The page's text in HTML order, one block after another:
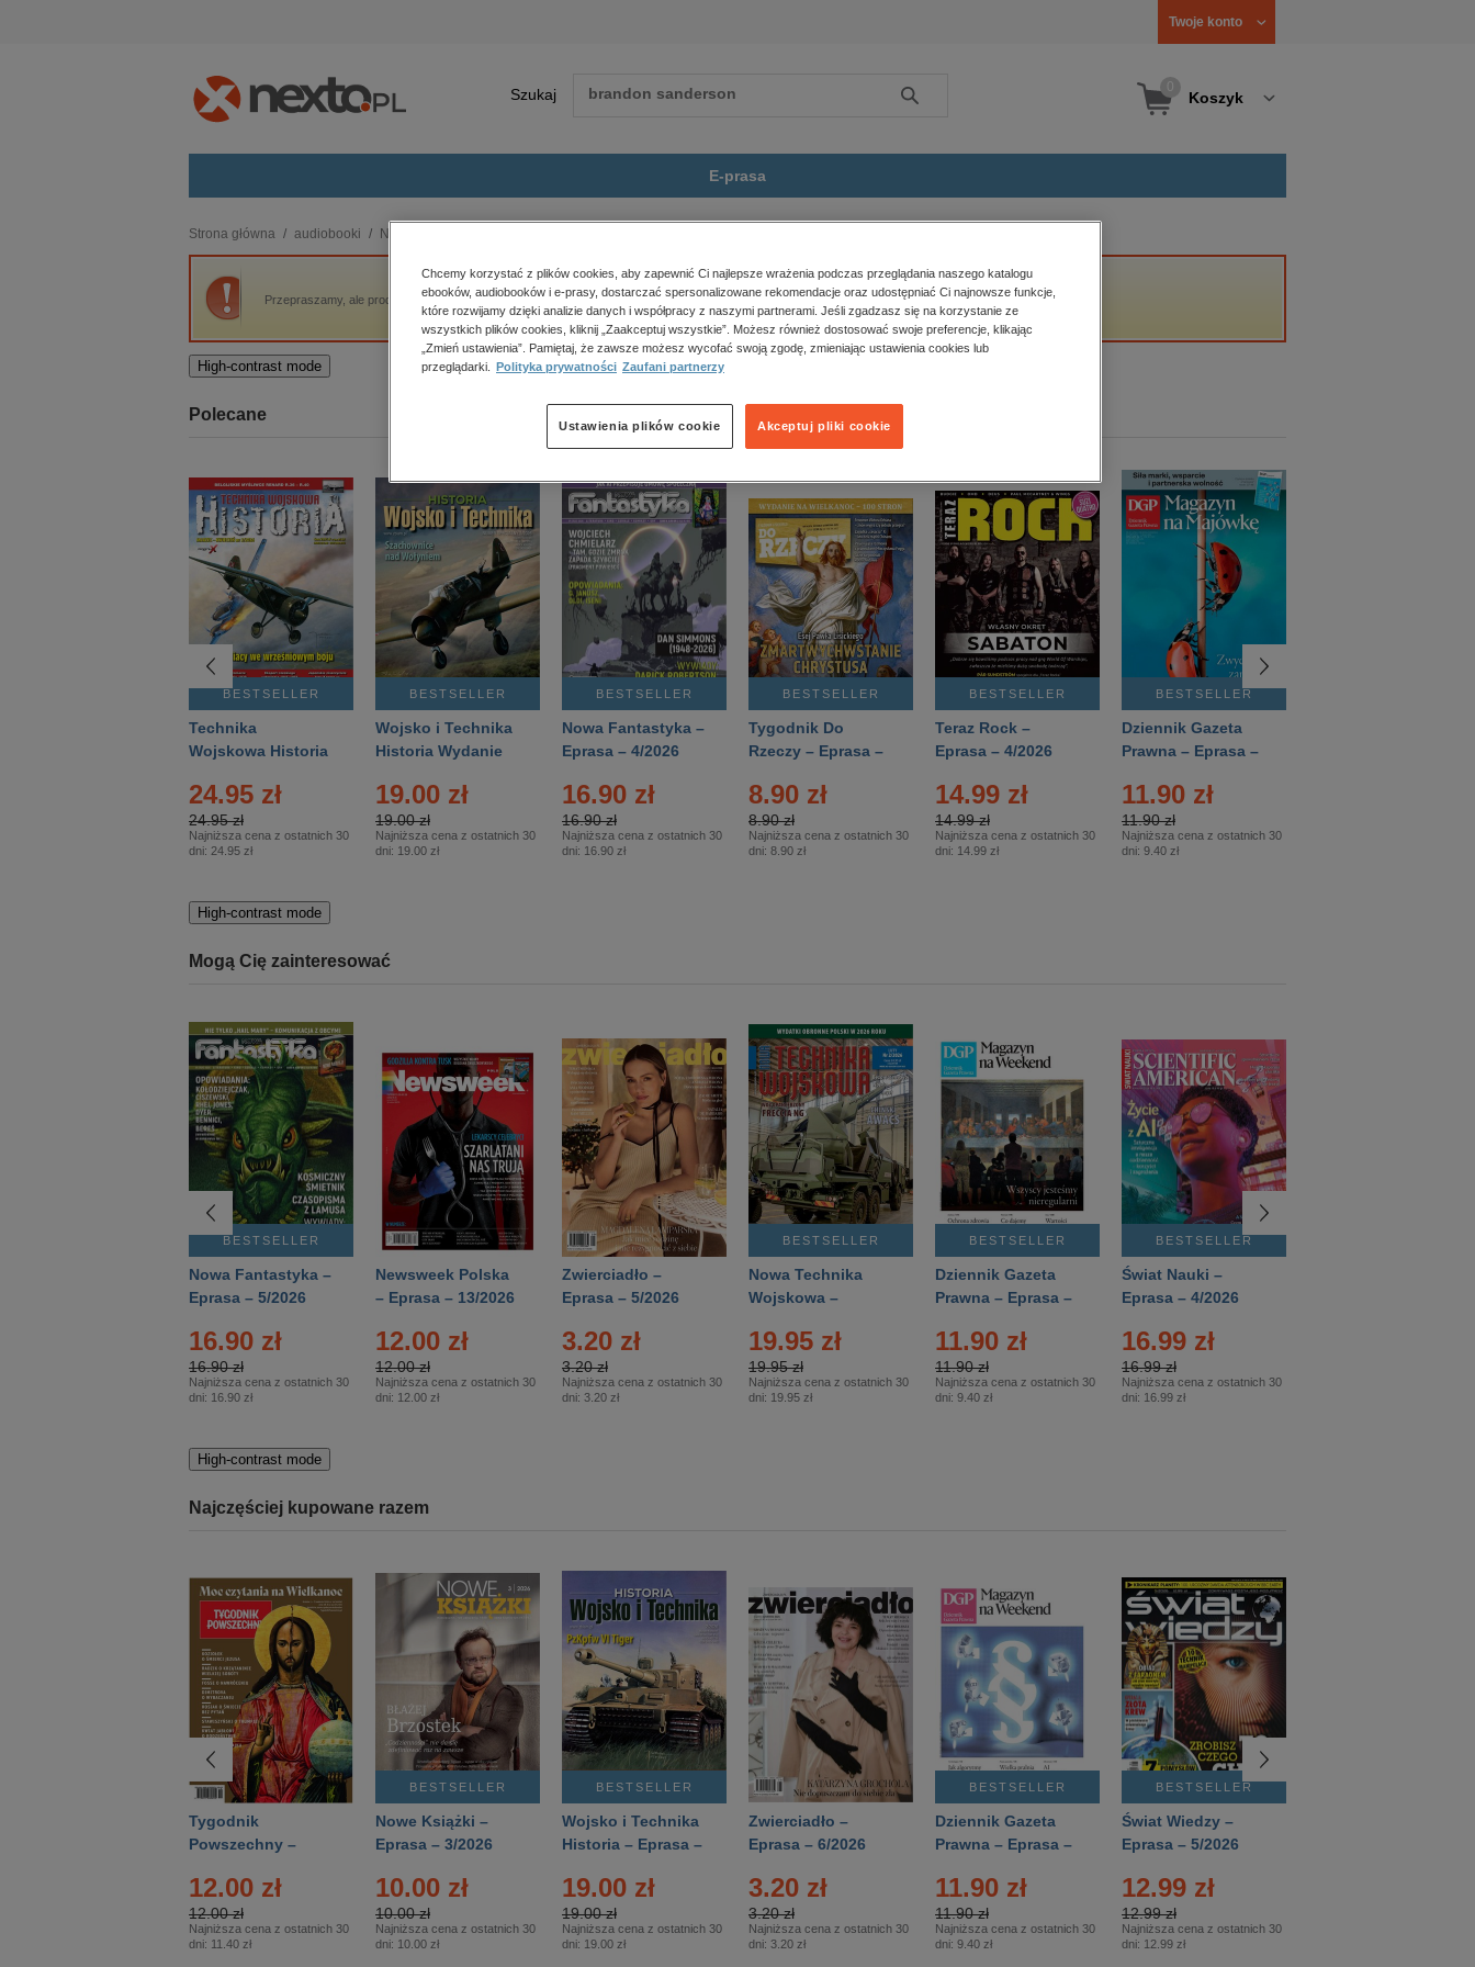
Twoje konto
Szukaj Szukaj Koszyk
E-prasa
budownictwo, aranżacja wnętrz
biznesowe, branżowe, gospodarka
darmowe wydania
edukacja
kobiece, lifestyle, kultura
polityka, społeczno-informacyjne
psychologiczne
inne
popularno-naukowe
historia
zdrowie
religie
Strona główna audiobooki Naukowe i akademickie
Przepraszamy, ale produkt „Batory szuka lądu” nie jest dostępny.
High-contrast mode
Polecane
BESTSELLER
Technika
Wojskowa Historia
24.95 zł
24.95 zł
Najniższa cena z ostatnich 30
dni: 24.95 zł
BESTSELLER
Wojsko i Technika
Historia Wydanie
– 2/2026
19.00 zł
19.00 zł
Najniższa cena z ostatnich 30
dni: 19.00 zł
BESTSELLER
Nowa Fantastyka –
Eprasa – 4/2026
16.90 zł
16.90 zł
Najniższa cena z ostatnich 30
dni: 16.90 zł
BESTSELLER
Tygodnik Do
Rzeczy – Eprasa –
8.90 zł
8.90 zł
Najniższa cena z ostatnich 30
dni: 8.90 zł
BESTSELLER
Teraz Rock –
Eprasa – 4/2026
14.99 zł
14.99 zł
Najniższa cena z ostatnich 30
dni: 14.99 zł
BESTSELLER
Dziennik Gazeta
Prawna – Eprasa –
11.90 zł
11.90 zł
Najniższa cena z ostatnich 30
dni: 9.40 zł
High-contrast mode
Mogą Cię zainteresować
BESTSELLER
Nowa Fantastyka –
Eprasa – 5/2026
16.90 zł
16.90 zł
Najniższa cena z ostatnich 30
dni: 16.90 zł
Newsweek Polska
– Eprasa – 13/2026
12.00 zł
12.00 zł
Najniższa cena z ostatnich 30
dni: 12.00 zł
Zwierciadło –
Eprasa – 5/2026
3.20 zł
3.20 zł
Najniższa cena z ostatnich 30
dni: 3.20 zł
BESTSELLER
Nowa Technika
Wojskowa –
19.95 zł
19.95 zł
Najniższa cena z ostatnich 30
dni: 19.95 zł
BESTSELLER
Dziennik Gazeta
Prawna – Eprasa –
11.90 zł
11.90 zł
Najniższa cena z ostatnich 30
dni: 9.40 zł
BESTSELLER
Świat Nauki –
Eprasa – 4/2026
16.99 zł
16.99 zł
Najniższa cena z ostatnich 30
dni: 16.99 zł
High-contrast mode
Najczęściej kupowane razem
Tygodnik
Powszechny –
12.00 zł
12.00 zł
Najniższa cena z ostatnich 30
dni: 11.40 zł
BESTSELLER
Nowe Książki –
Eprasa – 3/2026
10.00 zł
10.00 zł
Najniższa cena z ostatnich 30
dni: 10.00 zł
BESTSELLER
Wojsko i Technika
Historia – Eprasa –
19.00 zł
19.00 zł
Najniższa cena z ostatnich 30
dni: 19.00 zł
Zwierciadło –
Eprasa – 6/2026
3.20 zł
3.20 zł
Najniższa cena z ostatnich 30
dni: 3.20 zł
BESTSELLER
Dziennik Gazeta
Prawna – Eprasa –
11.90 zł
11.90 zł
Najniższa cena z ostatnich 30
dni: 9.40 zł
BESTSELLER
Świat Wiedzy –
Eprasa – 5/2026
12.99 zł
12.99 zł
Najniższa cena z ostatnich 30
dni: 12.99 zł
Chcemy korzystać z plików cookies, aby zapewnić Ci najlepsze wrażenia podczas przeglądania naszego katalogu
ebooków, audiobooków i e-prasy, dostarczać spersonalizowane rekomendacje oraz udostępniać Ci najnowsze funkcje,
które rozwijamy dzięki analizie danych i współpracy z naszymi partnerami. Jeśli zgadzasz się na korzystanie ze
wszystkich plików cookies, kliknij „Zaakceptuj wszystkie”. Możesz również dostosować swoje preferencje, klikając
„Zmień ustawienia”. Pamiętaj, że zawsze możesz wycofać swoją zgodę, zmieniając ustawienia cookies lub
przeglądarki.
Polityka prywatności Zaufani partnerzy
Akceptuj pliki cookie
Ustawienia plików cookie